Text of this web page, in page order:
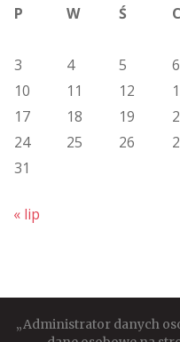
P
W Ś C
3
4 5 6
10
11 12
17
18 19
24
25 26
31
« lip
„Administrator danych